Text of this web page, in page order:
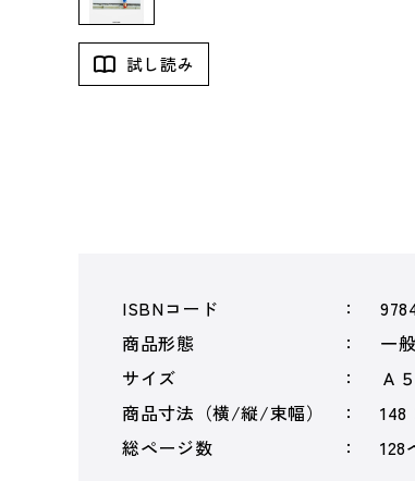
試し読み
ISBNコード
商品形態
一
サイズ
Ａ
商品寸法（横/縦/束幅）
総ページ数
128